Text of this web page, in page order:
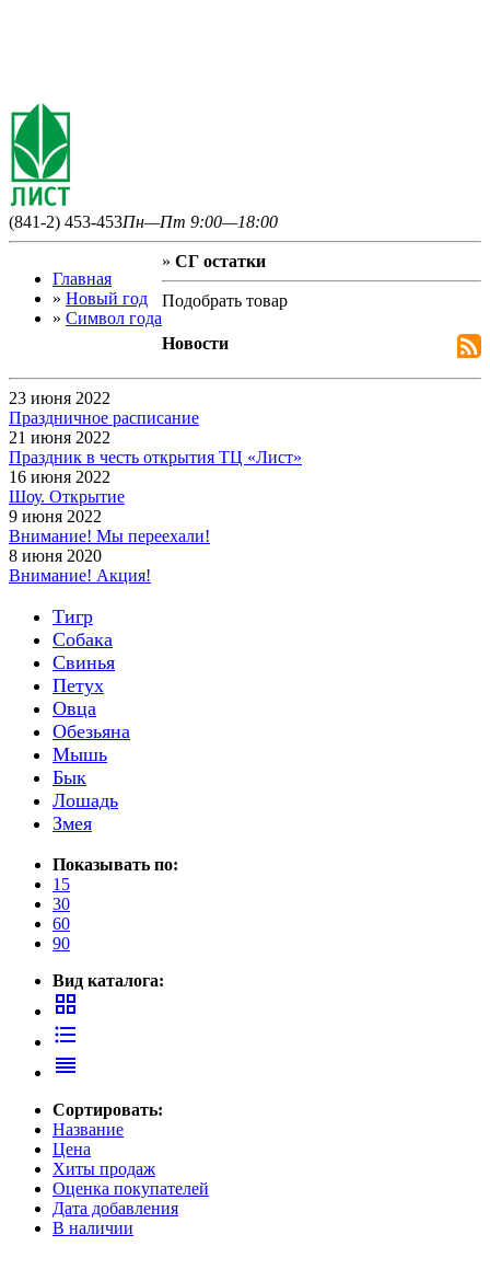
(841-2) 453-453Пн—Пт 9:00—18:00
Главная
» Новый год
» Символ года
» СГ остатки
Подобрать товар
Новости
23 июня 2022
Праздничное расписание
21 июня 2022
Праздник в честь открытия ТЦ «Лист»
16 июня 2022
Шоу. Открытие
9 июня 2022
Внимание! Мы переехали!
8 июня 2020
Внимание! Акция!
Тигр
Собака
Свинья
Петух
Овца
Обезьяна
Мышь
Бык
Лошадь
Змея
Показывать по:
15
30
60
90
Вид каталога:
grid_view
format_list_bulleted
reorder
Сортировать:
Название
Цена
Хиты продаж
Оценка покупателей
Дата добавления
В наличии